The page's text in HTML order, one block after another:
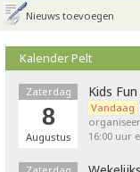
Nieuws toevoegen
Kalender Pelt
Zaterdag
8
Augustus
Kids
Vandaag
16:00 uur